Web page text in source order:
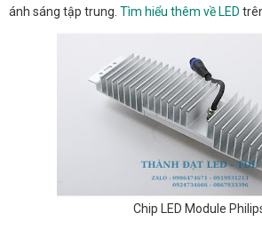
ánh sáng tập trung. Tìm hiểu thêm về LED
Chip LED Module